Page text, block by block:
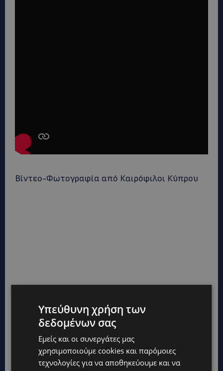
Βίντεο-Φωτογραφία από Καιρόφιλοι Κύπρου
ΔΙΑΒΑΣΤΕ ΕΠΙΣΗΣ:
ΔΕΠΥ: Διεπιστημονικό συνέδριο στην Κύπρο –
Από το παιδί στον ενήλικα η διαδρομή ζωής
Υπεύθυνη χρήση των
δεδομένων σας
Εμείς και οι συνεργάτες μας
χρησιμοποιούμε cookies και παρόμοιες
τεχνολογίες για να αποθηκεύουμε και να